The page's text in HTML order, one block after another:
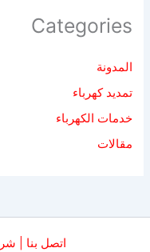
Categories
المدونة
تمديد كهرباء
خدمات الكهرباء
مقالات
اتصل بنا |